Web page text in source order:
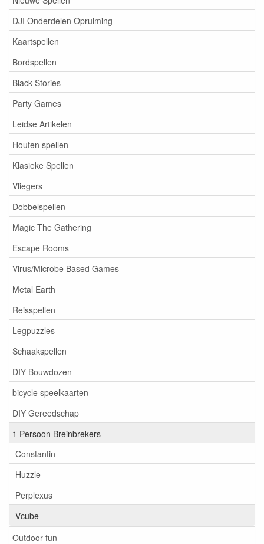
DJI Onderdelen Opruiming
Kaartspellen
Bordspellen
Black Stories
Party Games
Leidse Artikelen
Houten spellen
Klasieke Spellen
Vliegers
Dobbelspellen
Magic The Gathering
Escape Rooms
Virus/Microbe Based Games
Metal Earth
Reisspellen
Legpuzzles
Schaakspellen
DIY Bouwdozen
bicycle speelkaarten
DIY Gereedschap
1 Persoon Breinbrekers
Constantin
Huzzle
Perplexus
Vcube
Outdoor fun